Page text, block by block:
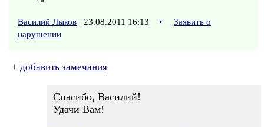
Василий Лыков 23.08.2011 16:13 •
Заявить о
нарушении
+ добавить замечания
Спасибо, Василий!
Удачи Вам!